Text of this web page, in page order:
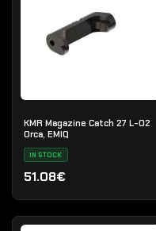
KMR Magazine Catch 27 L-02
Orca, EMIQ
IN STOCK
51.08€